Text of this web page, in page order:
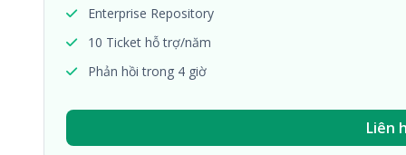
Enterprise Repository
10 Ticket hỗ trợ/năm
Phản hồi trong 4 giờ
Liên